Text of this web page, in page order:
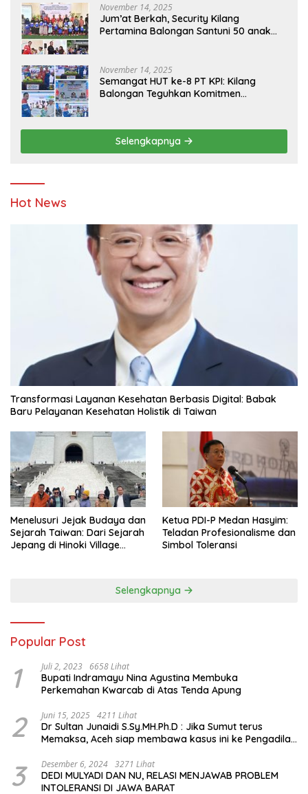
November 14, 2025
Jum’at Berkah, Security Kilang
Pertamina Balongan Santuni 50 anak
November 14, 2025
Semangat HUT ke-8 PT KPI: Kilang
Balongan Teguhkan Komitmen
Pendidikan
Selengkapnya
Hot News
Transformasi Layanan Kesehatan Berbasis Digital: Babak
Baru Pelayanan Kesehatan Holistik di Taiwan
Menelusuri Jejak Budaya dan
Sejarah Taiwan: Dari Sejarah
Jepang di Hinoki Village
Ketua PDI-P Medan Hasyim:
Teladan Profesionalisme dan
Simbol Toleransi
Selengkapnya
Popular Post
1 Juli 2, 2023 6658 Lihat
Bupati Indramayu Nina Agustina Membuka
Perkemahan Kwarcab di Atas Tenda Apung
2 Juni 15, 2025 4211 Lihat
Dr Sultan Junaidi S.Sy.MH.Ph.D : Jika Sumut terus
Memaksa, Aceh siap membawa kasus ini ke Pengadilan
3 Desember 6, 2024 3271 Lihat
DEDI MULYADI DAN NU, RELASI MENJAWAB PROBLEM
INTOLERANSI DI JAWA BARAT